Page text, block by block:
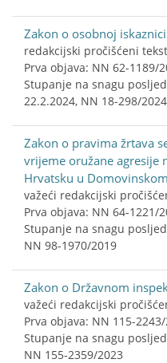
Zakon o osobnoj
redakcijski pročišćeni tekst
Prva objava: NN 62-1189/
Stupanje na snagu
22.2.2024, NN 18-298/2024
Zakon o pravima žrtava
vrijeme oružane agresije
Hrvatsku u
važeći redakcijski
Prva objava: NN 64-1221/
Stupanje na snagu
NN 98-1970/2019
Zakon o Državnom
važeći redakcijski
Prva objava: NN 115-
Stupanje na snagu
NN 155-2359/2023